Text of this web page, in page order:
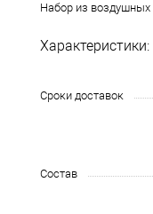
Набор из
Характеристики:
Сроки доставок
Состав